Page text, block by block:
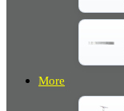
More